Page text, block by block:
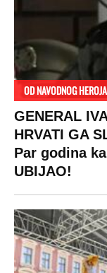
OD NAVODNOG
GENERAL
HRVATI GA
Par godina
UBIJAO!